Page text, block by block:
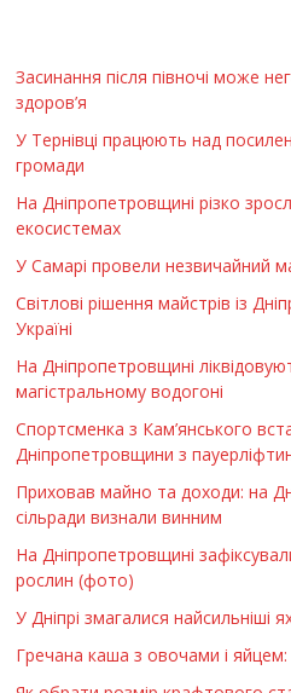
Засинання після півночі може
здоров’я
У Тернівці працюють над
громади
На Дніпропетровщині різко
екосистемах
У Самарі провели незвичайний
Світлові рішення майстрів із
Україні
На Дніпропетровщині
магістральному водогоні
Спортсменка з Кам’янського
Дніпропетровщини з
Приховав майно та доходи: на
сільради визнали винним
На Дніпропетровщині
рослин (фото)
У Дніпрі змагалися найсильніші
Гречана каша з овочами і